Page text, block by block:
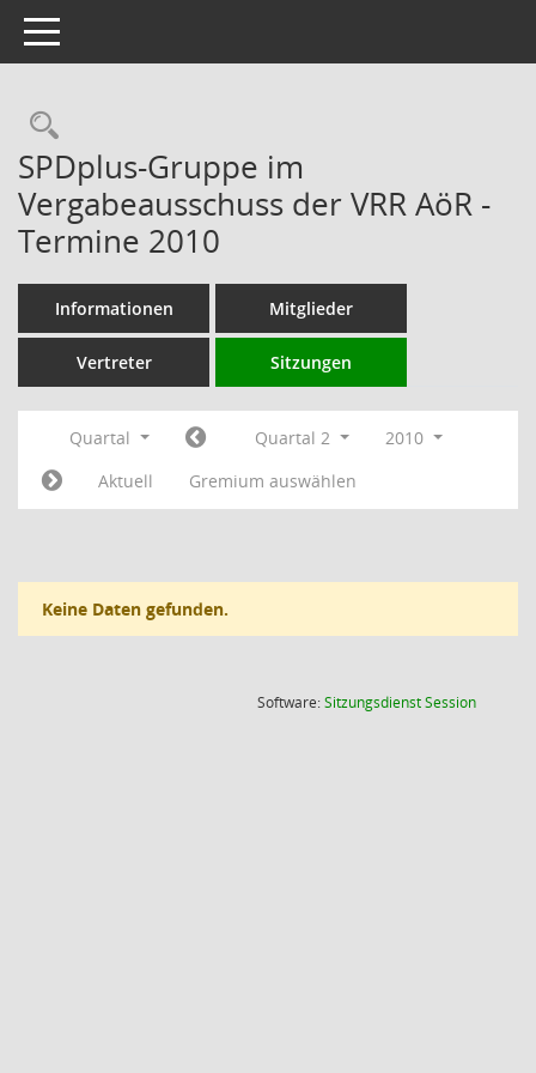
Toggle navigation
Rechercheauswahl
SPDplus-Gruppe im
Vergabeausschuss der VRR AöR -
Termine 2010
Informationen Mitglieder
Vertreter Sitzungen
Quartal Quartal 2
2010
Aktuell
Gremium auswählen
Keine Daten gefunden.
Software:SitzungsdienstSession(Wird in